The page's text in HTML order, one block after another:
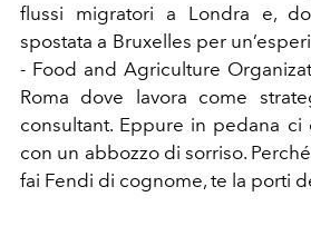
flussi migratori a Londra e,
spostata a Bruxelles per
- Food and Agriculture
Roma dove lavora come
consultant. Eppure in pedana ci
con un abbozzo di sorriso.
fai Fendi di cognome, te la porti